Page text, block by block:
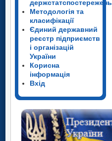
держстатспостережень
Методологія та
класифікації
Єдиний державний
реєстр підприємств
і організацій
України
Корисна
інформація
Вхід